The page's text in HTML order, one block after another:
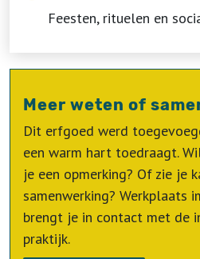
Feesten, rituelen en
Meer weten of
Dit erfgoed werd
een warm hart toedraagt.
je een opmerking? Of zie je
samenwerking? Werkplaats
brengt je in contact met de
praktijk.